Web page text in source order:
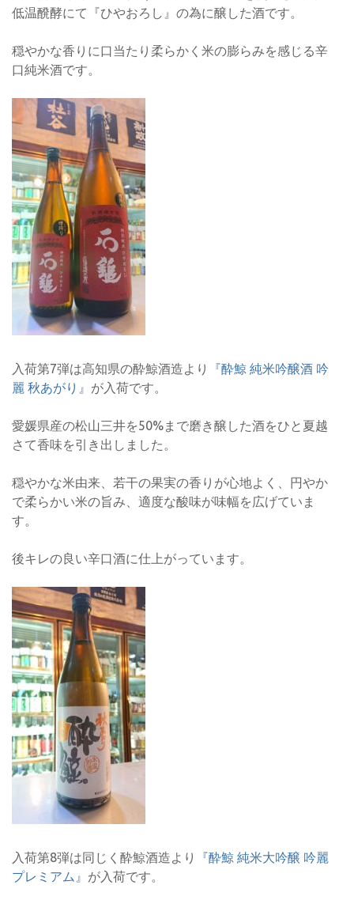
低温醗酵にて『ひやおろし』の為に醸した酒です。
穏やかな香りに口当たり柔らかく米の膨らみを感じる辛
口純米酒です。
入荷第7弾は高知県の酔鯨酒造より
『酔鯨 純米吟醸酒 吟
麗 秋あがり』 が入荷です。
愛媛県産の松山三井を50%まで磨き醸した酒をひと夏越
さて香味を引き出しました。
穏やかな米由来、若干の果実の香りが心地よく、円やか
で柔らかい米の旨み、適度な酸味が味幅を広げていま
す。
後キレの良い辛口酒に仕上がっています。
入荷第8弾は同じく酔鯨酒造より
『酔鯨 純米大吟醸 吟麗
プレミアム』 が入荷です。